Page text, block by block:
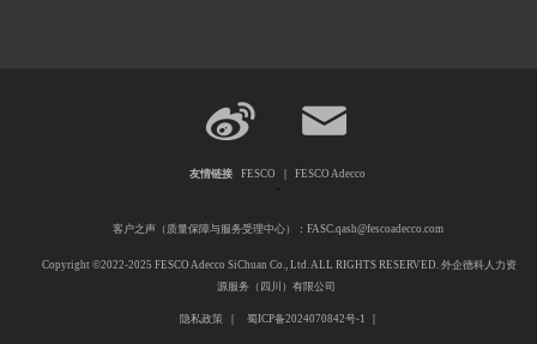
友情链接 FESCO FESCO Adecco
`
客户之声（质量保障与服务受理中心）：FASC.qash@fescoadecco.com
Copyright ©2022-2025 FESCO Adecco SiChuan Co., Ltd. ALL RIGHTS RESERVED. 外企德科人力资
源服务（四川）有限公司
隐私政策 蜀ICP备2024070842号-1